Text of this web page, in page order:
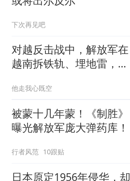
下次再见吧
对越反击战中，解放军在
越南拆铁轨、埋地雷，是
他走我心既空
被蒙十几年蒙！《制胜》
曝光解放军庞大弹药库！
行者风范 10跟贴
日本原定1956年侵华，却